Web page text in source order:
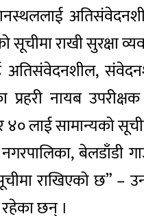
राखी सुरक्षा
अतिसंवेदनशील,
प्रहरी नायब
लाई सामान्यको
बेलडाँडी
राखिएको छ” –
छन् ।